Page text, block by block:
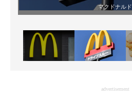
ちょっと気になるネットの話題マクドナルド
advertisement